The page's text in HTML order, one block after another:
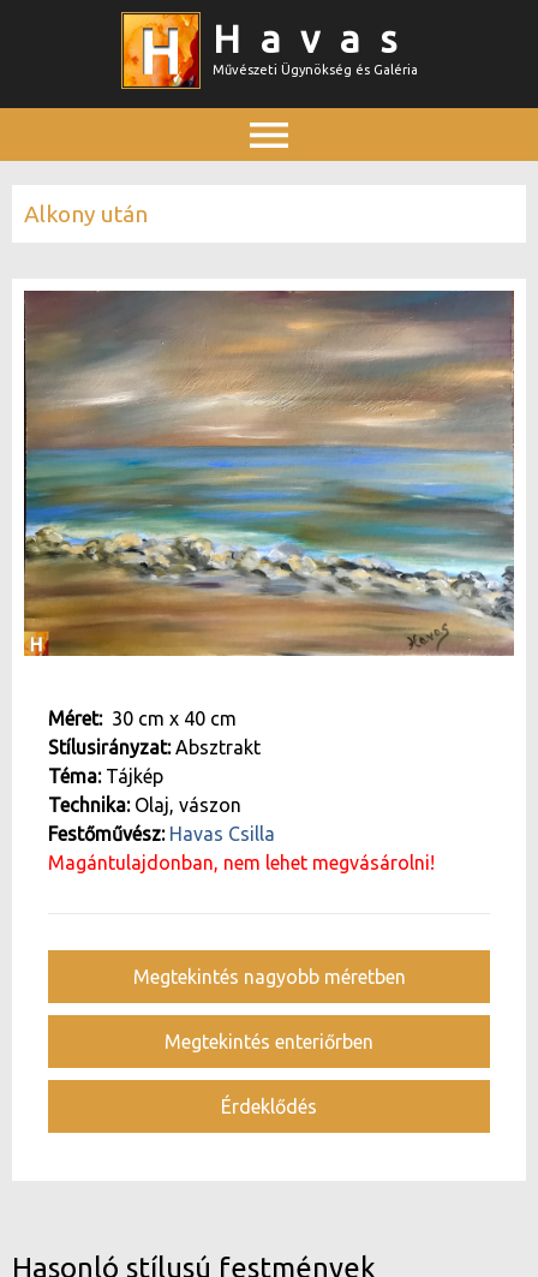
Ugrás
a
tartalomra
Havas
Művészeti Ügynökség és Galéria
Alkony után
Méret: 30 cm x 40 cm
Stílusirányzat: Absztrakt
Téma: Tájkép
Technika: Olaj, vászon
Festőművész: Havas Csilla
Magántulajdonban, nem lehet megvásárolni!
Megtekintés nagyobb méretben
Megtekintés enteriőrben
Érdeklődés
Hasonló stílusú festmények